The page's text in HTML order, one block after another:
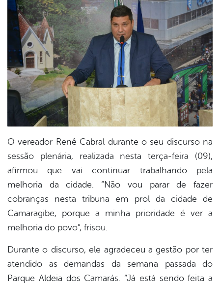
O vereador Renê Cabral durante o seu discurso na
sessão plenária, realizada nesta terça-feira (09),
afirmou que vai continuar trabalhando pela
melhoria da cidade. “Não vou parar de fazer
cobranças nesta tribuna em prol da cidade de
Camaragibe, porque a minha prioridade é ver a
melhoria do povo”, frisou.
Durante o discurso, ele agradeceu a gestão por ter
atendido as demandas da semana passada do
Parque Aldeia dos Camarás. “Já está sendo feita a